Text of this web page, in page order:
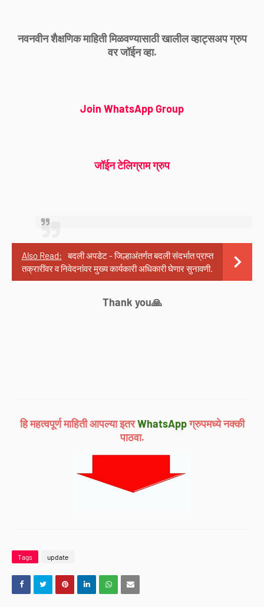
नवनवीन शैक्षणिक माहिती मिळवण्यासाठी खालील व्हाट्सअप ग्रुप
वर जॉईन व्हा.
Join WhatsApp Group
जॉईन टेलिग्राम ग्रुप
Also Read: बदली अपडेट - जिल्हाअंतर्गत बदली संदर्भात प्राप्त
तक्रारींवर व निवेदनांवर मुख्य कार्यकारी अधिकारी घेणार सुनावणी.
Thank you🙏
हि महत्वपूर्ण माहिती आपल्या इतर WhatsAppग्रुपमध्ये नक्की
पाठवा.
Tags update